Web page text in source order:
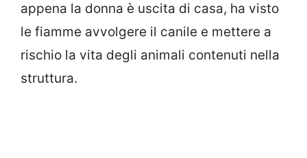
appena la donna è uscita di casa, ha visto
le fiamme avvolgere il canile e mettere a
rischio la vita degli animali contenuti nella
struttura.